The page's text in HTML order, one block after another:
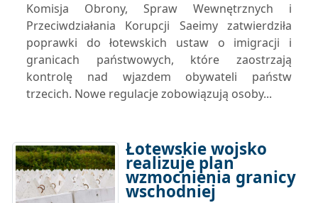
Komisja Obrony, Spraw Wewnętrznych i
Przeciwdziałania Korupcji Saeimy zatwierdziła
poprawki do łotewskich ustaw o imigracji i
granicach państwowych, które zaostrzają
kontrolę nad wjazdem obywateli państw
trzecich. Nowe regulacje zobowiązują osoby...
Łotewskie wojsko
realizuje plan
wzmocnienia granicy
wschodniej